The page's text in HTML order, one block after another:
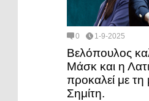
0 1-9-2025
Βελόπουλος
Μάσκ και η
προκαλεί με
Σημίτη.